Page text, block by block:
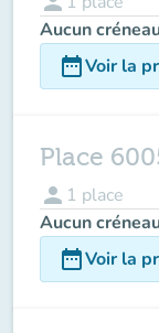
Aucun
date_rangeVoir la
Place
person 1 place
Aucun
date_rangeVoir la